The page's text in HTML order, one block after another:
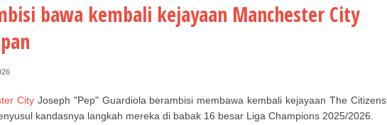
bawa kembali kejayaan Manchester City
CityJoseph "Pep" Guardiola berambisi membawa kembali kejayaan The Citizens
kandasnya langkah mereka di babak 16 besar Liga Champions 2025/2026.